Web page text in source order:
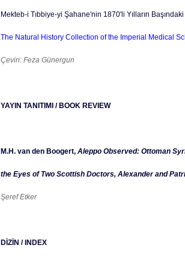
Mekteb-i Tıbbiye-yi Şahane'nin 1870'li Yılların
The Natural History Collection of the Imperial Medical
Çeviri: Feza Günergun
YAYIN TANITIMI / BOOK REVIEW
M.H. van den Boogert, AleppoObserved: Ottoman
the Eyes of Two Scottish Doctors, Alexander and
Şeref Etker
DİZİN / INDEX